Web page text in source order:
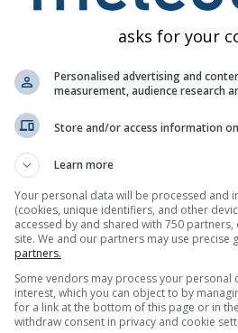
por un mes entero. Las
climatológica. Por lo tanto, una
de la precipitación indican
de condiciones,
climatológica, no podemos indicar
y diário que podemos esperar.
positiva de +1 grado. Es muy
mes sea 1 grado más cálido. Un
algunos días son
que otros serán próximos al
que algunos días pueden ser
fríos que el promedio. Por lo
que no ocurrirá helada, por
estacional para un día en particular
asks for your
Personalised advertising and
measurement, audience research
Store and/or access information
Learn more
Your personal data will be processed and
(cookies, unique identifiers, and other
accessed by and shared with 750
site. We and our partners may use precise
partners.
Some vendors may process your personal
interest, which you can object to by
for a link at the bottom of this page or in
withdraw consent in privacy and cookie